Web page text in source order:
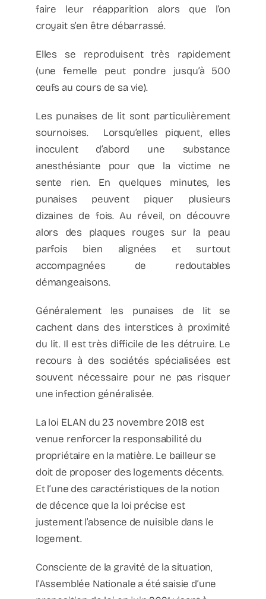
faire leur réapparition alors que l’on
croyait s’en être débarrassé.
Elles se reproduisent très rapidement
(une femelle peut pondre jusqu’à 500
œufs au cours de sa vie).
Les punaises de lit sont particulièrement
sournoises. Lorsqu’elles piquent, elles
inoculent d’abord une substance
anesthésiante pour que la victime ne
sente rien. En quelques minutes, les
punaises peuvent piquer plusieurs
dizaines de fois. Au réveil, on découvre
alors des plaques rouges sur la peau
parfois bien alignées et surtout
accompagnées de redoutables
démangeaisons.
Généralement les punaises de lit se
cachent dans des interstices à proximité
du lit. Il est très difficile de les détruire. Le
recours à des sociétés spécialisées est
souvent nécessaire pour ne pas risquer
une infection généralisée.
La loi ELAN du 23 novembre 2018 est
venue renforcer la responsabilité du
propriétaire en la matière. Le bailleur se
doit de proposer des logements décents.
Et l’une des caractéristiques de la notion
de décence que la loi précise est
justement l’absence de nuisible dans le
logement.
Consciente de la gravité de la situation,
l’Assemblée Nationale a été saisie d’une